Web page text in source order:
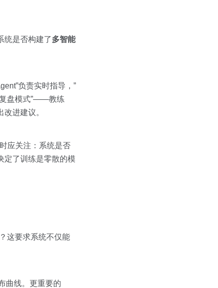
统是否构建了多智能
负责实时指导，”
复盘模式”——教练
进建议。
应关注：系统是否
定了训练是零散的模
这要求系统不仅能
曲线。更重要的